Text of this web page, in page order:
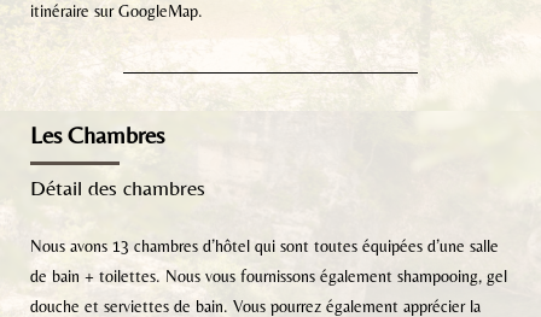
itinéraire sur GoogleMap.
Les Chambres
Détail des chambres
Nous avons 13 chambres d’hôtel qui sont toutes équipées d’une salle
de bain + toilettes. Nous vous fournissons également shampooing, gel
douche et serviettes de bain. Vous pourrez également apprécier la